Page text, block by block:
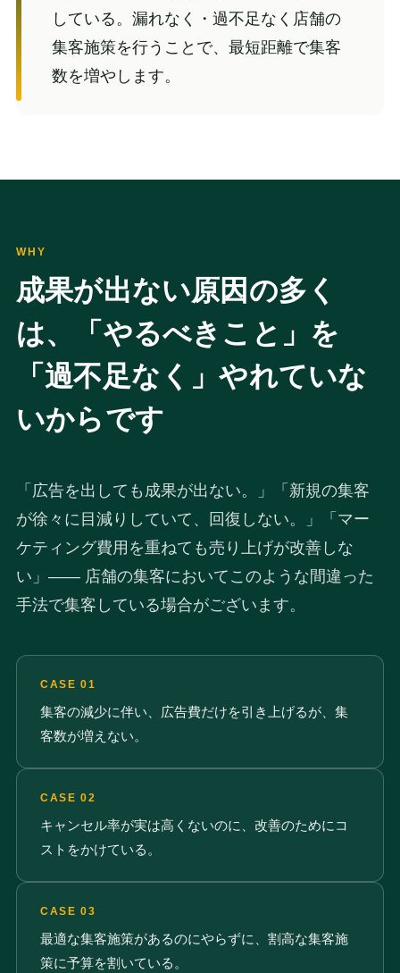
している。漏れなく・過不足なく店舗の
集客施策を行うことで、最短距離で集客
数を増やします。
WHY
成果が出ない原因の多く
は、「やるべきこと」を
「過不足なく」やれていな
いからです
「広告を出しても成果が出ない。」「新規の集客
が徐々に目減りしていて、回復しない。」「マー
ケティング費用を重ねても売り上げが改善しな
い」—— 店舗の集客においてこのような間違った
手法で集客している場合がございます。
CASE 01
集客の減少に伴い、広告費だけを引き上げるが、集
客数が増えない。
CASE 02
キャンセル率が実は高くないのに、改善のためにコ
ストをかけている。
CASE 03
最適な集客施策があるのにやらずに、割高な集客施
策に予算を割いている。